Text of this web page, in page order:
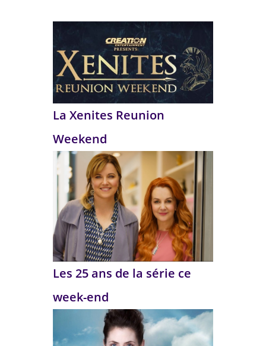
La Xenites Reunion
Weekend
Les 25 ans de la série ce
week-end